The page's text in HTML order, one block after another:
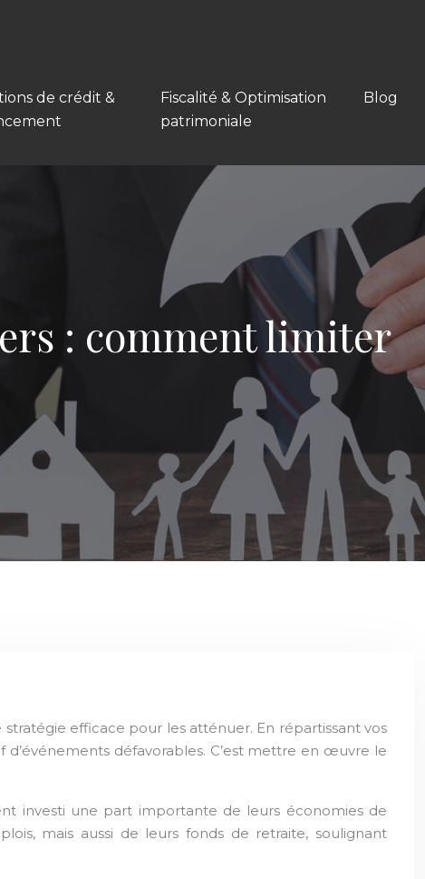
de crédit &
Fiscalité & Optimisation
patrimoniale
Blog
: comment limiter
d’événements défavorables. C’est mettre en œuvre le
investi une part importante de leurs économies de
mais aussi de leurs fonds de retraite, soulignant